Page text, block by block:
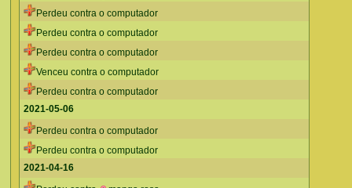
Perdeu contra o computador
Perdeu contra o computador
Perdeu contra o computador
Venceu contra o computador
Perdeu contra o computador
2021-05-06
Perdeu contra o computador
Perdeu contra o computador
2021-04-16